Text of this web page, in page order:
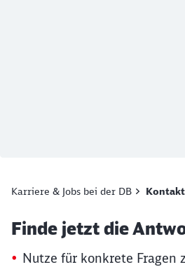
Karriere & Jobs bei der DB Kontakt
19. März 2026, 15:13 Uhr
Artikel:
Finde jetzt die
Nutze für konkrete Fragen